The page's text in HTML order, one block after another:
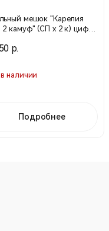
мешок "Карелия
камуф" (СП х 2 к) цифра
р.
наличии
Подробнее